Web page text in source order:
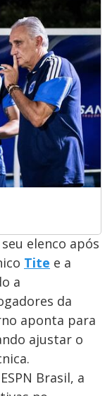
elenco após
Tite e a
a
da
aponta para
ajustar o
Brasil, a